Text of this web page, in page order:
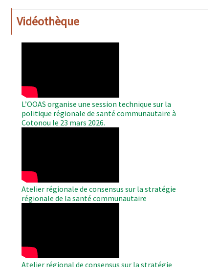
Vidéothèque
L’OOAS organise une session technique sur la
politique régionale de santé communautaire à
Cotonou le 23 mars 2026.
Atelier régionale de consensus sur la stratégie
régionale de la santé communautaire
Atelier régional de consensus sur la stratégie